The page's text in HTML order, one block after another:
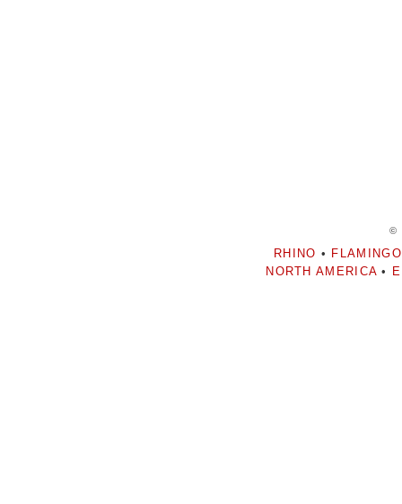
©
RHINO • FLAMINGO
NORTH AMERICA •